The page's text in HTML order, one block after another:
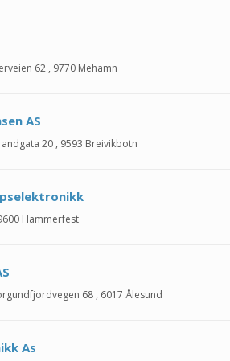
62 , 9770 Mehamn
AS
20 , 9593 Breivikbotn
Hammerfest
68 , 6017 Ålesund
As